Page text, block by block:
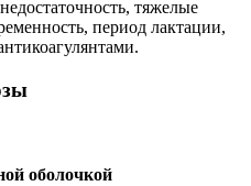
тяжелые
период лактации,
оболочкой